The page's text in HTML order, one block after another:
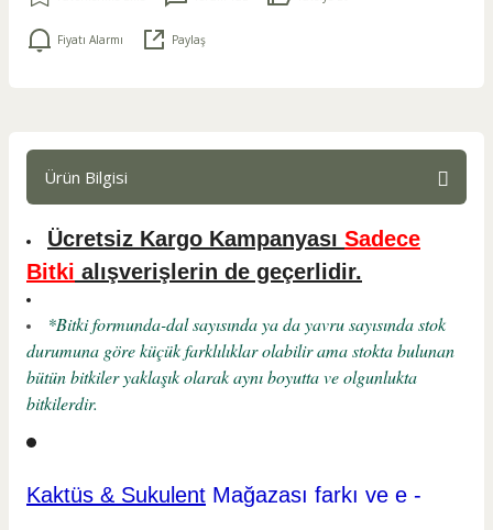
Fiyatı Alarmı Paylaş
Ürün Bilgisi
Ücretsiz Kargo Kampanyası Sadece
Bitki alışverişlerin de geçerlidir.
*Bitki formunda-dal sayısında ya da yavru sayısında stok
durumuna göre küçük farklılıklar olabilir ama stokta bulunan
bütün bitkiler yaklaşık olarak aynı boyutta ve olgunlukta
bitkilerdir.
Kaktüs & Sukulent Mağazası farkı ve e -